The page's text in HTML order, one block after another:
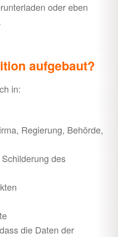
oder eben
aufgebaut?
in:
Regierung, Behörde,
des
die Daten der